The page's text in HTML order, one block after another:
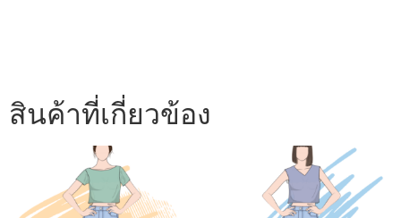
สินค้าที่เกี่ยวข้อง